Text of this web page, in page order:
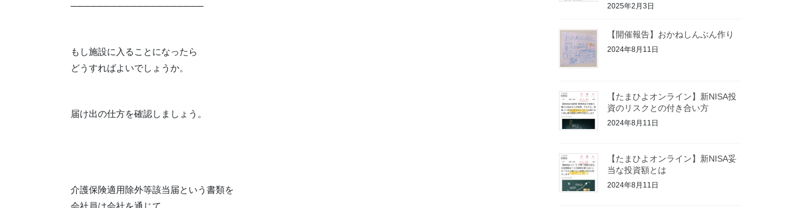
────────────────────
もし施設に入ることになったら
どうすればよいでしょうか。
届け出の仕方を確認しましょう。
介護保険適用除外等該当届という書類を
会社員は会社を通じて
2025年2月3日
【開催報告】おかねしんぶん作り
2024年8月11日
【たまひよオンライン】新NISA投
資のリスクとの付き合い方
2024年8月11日
【たまひよオンライン】新NISA妥
当な投資額とは
2024年8月11日